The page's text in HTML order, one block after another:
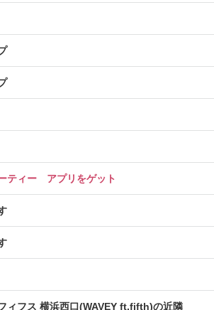
ティー アプリをゲット
ィフス 横浜西口(WAVEY ft.fifth)の近隣